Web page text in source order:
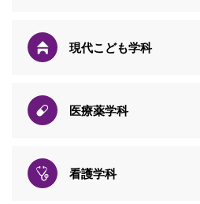
現代こども学科
医療薬学科
看護学科